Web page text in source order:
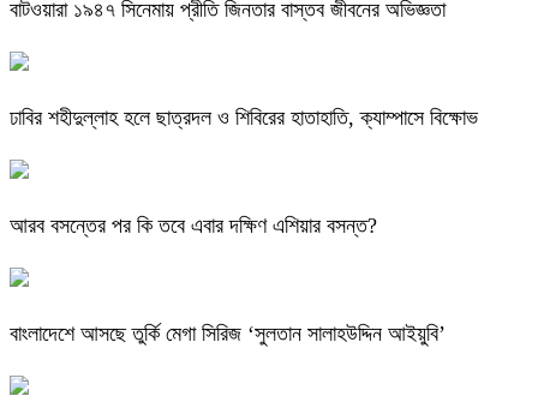
বাটওয়ারা ১৯৪৭ সিনেমায় প্রীতি জিনতার বাস্তব জীবনের অভিজ্ঞতা
ঢাবির শহীদুল্লাহ হলে ছাত্রদল ও শিবিরের হাতাহাতি, ক্যাম্পাসে বিক্ষোভ
আরব বসন্তের পর কি তবে এবার দক্ষিণ এশিয়ার বসন্ত?
বাংলাদেশে আসছে তুর্কি মেগা সিরিজ ‘সুলতান সালাহউদ্দিন আইয়ুবি’